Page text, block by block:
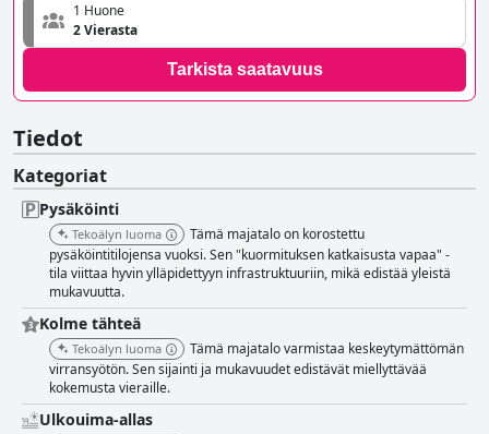
1 Huone
2 Vierasta
Tarkista saatavuus
Tiedot
Kategoriat
Pysäköinti
Tekoälyn luoma
Tämä majatalo on korostettu
pysäköintitilojensa vuoksi. Sen "kuormituksen katkaisusta vapaa" -
tila viittaa hyvin ylläpidettyyn infrastruktuuriin, mikä edistää yleistä
mukavuutta.
Kolme tähteä
Tekoälyn luoma
Tämä majatalo varmistaa keskeytymättömän
virransyötön. Sen sijainti ja mukavuudet edistävät miellyttävää
kokemusta vieraille.
Ulkouima-allas